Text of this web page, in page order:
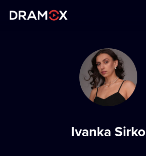
Ivanka Sirko